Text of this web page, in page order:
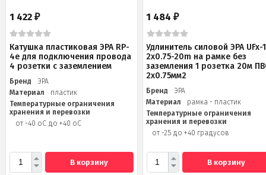
1 422 ₽
Катушка пластиковая ЭРА RP-
4e для подключения провода
4 розетки c заземлением
Бренд
ЭРА
Материал
пластик
Температурные ограничения
хранения и перевозки
от -40 оС до +40 оС
В корзину
1 484₽
Удлинитель силовой ЭРА UFx-
2x0.75-20m на рамке без
заземления 1 розетка 20м
2x0.75мм2
Бренд
ЭРА
Материал
рамка - пластик
Температурные ограничения
хранения и перевозки
от -25 до +40 градусов
В корзину